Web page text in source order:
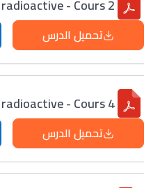
- Cours 2
تحميل الدرس
- Cours 4
تحميل الدرس